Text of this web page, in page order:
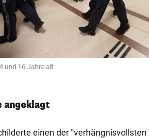
und 16 Jahre alt.
angeklagt
einen der "verhängnisvollsten